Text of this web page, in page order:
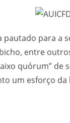
para
entre
quórum”
um esforço